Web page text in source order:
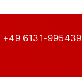
+49 6131-995439